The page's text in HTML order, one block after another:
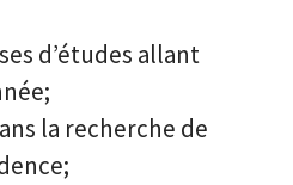
d’études allant
la recherche de